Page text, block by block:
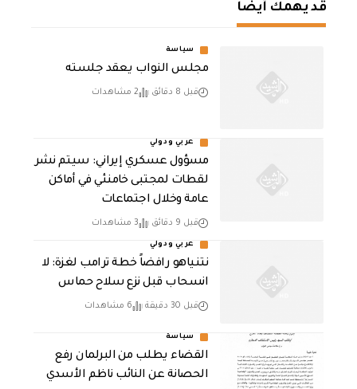
قد يهمك أيضا
سياسة
مجلس النواب يعقد جلسته
قبل 8 دقائق 2 مشاهدات
عربي ودولي
مسؤول عسكري إيراني: سيتم نشر
لقطات لمجتبى خامنئي في أماكن
عامة وخلال اجتماعات
قبل 9 دقائق 3 مشاهدات
عربي ودولي
نتنياهو رافضاً خطة ترامب لغزة: لا
انسحاب قبل نزع سلاح حماس
قبل 30 دقيقة 6 مشاهدات
سياسة
القضاء يطلب من البرلمان رفع
الحصانة عن النائب ناظم الأسدي